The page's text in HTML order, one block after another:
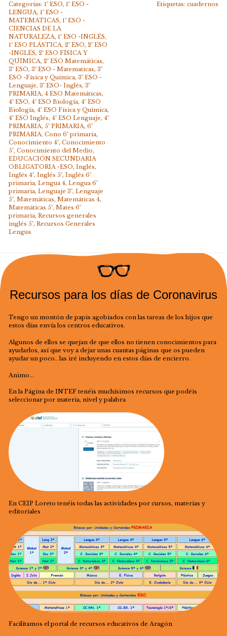
Categorías: 1º ESO, 1º ESO -
LENGUA, 1º ESO -
MATEMÁTICAS, 1º ESO -
CIENCIAS DE LA
NATURALEZA, 1º ESO -INGLÉS,
1º ESO PLÁSTICA, 2º ESO, 2º ESO
-INGLÉS, 2º ESO FÍSICA Y
QUÍMICA, 2º ESO Matemáticas,
3º ESO, 3º ESO - Matematicas, 3º
ESO -Física y Química, 3º ESO -
Lenguaje, 3º ESO- Inglés, 3º
PRIMARIA, 4 ESO Matemáticas,
4º ESO, 4º ESO Biología, 4º ESO
Biología, 4º ESO Física y Química,
4º ESO Inglés, 4º ESO Lenguaje, 4º
PRIMARIA, 5º PRIMARIA, 6º
PRIMARIA, Cono 6º primaria,
Conocimiento 4º, Conocimiento
5º, Conocimiento del Medio,
EDUCACIÓN SECUNDARIA
OBLIGATORIA -ESO, Inglés,
Inglés 4º, Inglés 5º, Inglés 6º
primaria, Lengua 4, Lengua 6º
primaria, Lenguaje 3º, Lenguaje
5º, Matemáticas, Matemáticas 4,
Matemáticas 5º, Mates 6º
primaria, Recursos generales
inglés 5º, Recursos Generales
Lengua
Etiquetas:cuadernos
Recursos para los días de Coronavirus
Tengo un montón de papis agobiados con las tareas de los hijos que
estos días envía los centros educativos.
Algunos de ellos se quejan de que ellos no tienen conocimientos para
ayudarlos, así que voy a dejar unas cuantas páginas que os pueden
ayudar un poco.. las iré incluyendo en estos días de encierro.
Animo…
En la Página de INTEF tenéis muchísimos recursos que podéis
seleccionar por materia, nivel y palabra
En CEIP Loreto tenéis todas las actividades por cursos, materias y
editoriales
Facilitamos el portal de recursos educativos de Aragón